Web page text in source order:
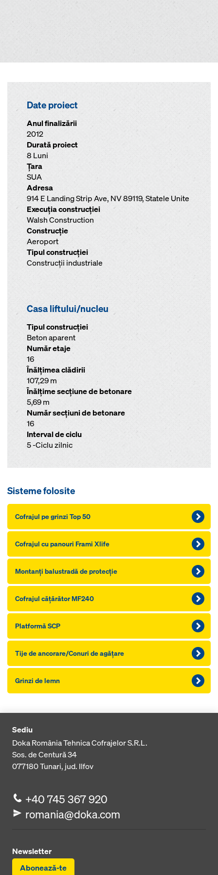
Date proiect
Anul finalizării
2012
Durată proiect
8 Luni
Ţara
SUA
Adresa
914 E Landing Strip Ave, NV 89119, Statele Unite
Execuţia construcţiei
Walsh Construction
Construcţie
Aeroport
Tipul construcţiei
Construcţii industriale
Casa liftului/nucleu
Tipul construcției
Beton aparent
Număr etaje
16
Înălţimea clădirii
107,29 m
Înălţime secţiune de betonare
5,69 m
Număr secţiuni de betonare
16
Interval de ciclu
5 -Ciclu zilnic
Sisteme folosite
Cofrajul pe grinzi Top 50
Cofrajul cu panouri Frami Xlife
Montanţi balustradă de protecţie
Cofrajul căţărător MF240
Platformă SCP
Tije de ancorare/Conuri de agăţare
Grinzi de lemn
Sediu
Doka România Tehnica Cofrajelor S.R.L.
Sos. de Centură 34
077180Tunari, jud. Ilfov
+40 745 367 920
romania@doka.com
Newsletter
Abonează-te